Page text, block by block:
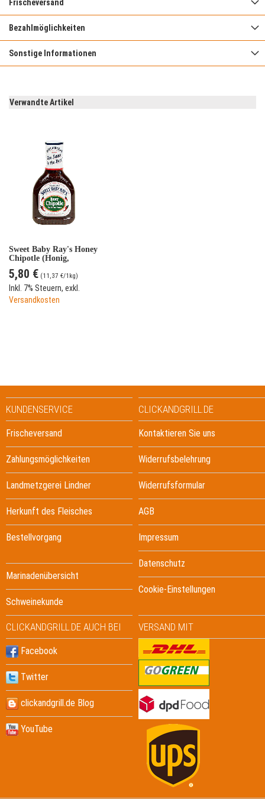
Frischeversand
Bezahlmöglichkeiten
Sonstige Informationen
Verwandte Artikel
Sweet Baby Ray's Honey
Chipotle (Honig,
(510 g)
5,80 € (11,37 €/1kg)
Inkl. 7% Steuern, exkl.
Versandkosten
KUNDENSERVICE
Frischeversand
Zahlungsmöglichkeiten
Landmetzgerei Lindner
Herkunft des Fleisches
Bestellvorgang
Marinadenübersicht
Schweinekunde
CLICKANDGRILL.DE
Kontaktieren Sie uns
Widerrufsbelehrung
Widerrufsformular
AGB
Impressum
Datenschutz
Cookie-Einstellungen
CLICKANDGRILL.DE AUCH BEI
Facebook
Twitter
clickandgrill.de Blog
YouTube
VERSAND MIT